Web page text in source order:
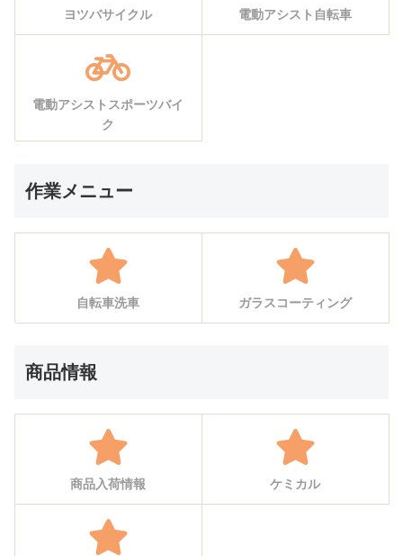
ヨツバサイクル 電動アシスト自転車
電動アシストスポーツバイ
ク
作業メニュー
自転車洗車 ガラスコーティング
商品情報
商品入荷情報 ケミカル